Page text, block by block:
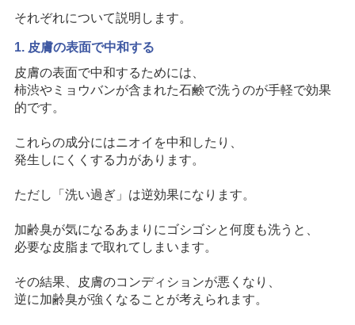
それぞれについて説明します。
1. 皮膚の表面で中和する
皮膚の表面で中和するためには、
柿渋やミョウバンが含まれた石鹸で洗うのが手軽で効果
的です。
これらの成分にはニオイを中和したり、
発生しにくくする力があります。
ただし「洗い過ぎ」は逆効果になります。
加齢臭が気になるあまりにゴシゴシと何度も洗うと、
必要な皮脂まで取れてしまいます。
その結果、皮膚のコンディションが悪くなり、
逆に加齢臭が強くなることが考えられます。